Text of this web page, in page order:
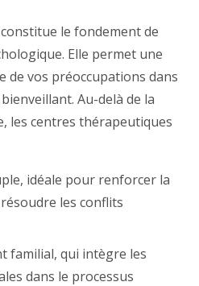
le fondement de
Elle permet une
vos préoccupations dans
Au-delà de la
les centres thérapeutiques
idéale pour renforcer la
les conflits
familial, qui intègre les
dans le processus